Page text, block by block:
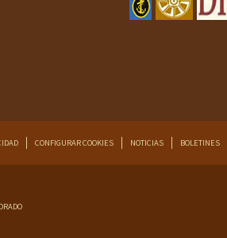
CONFIGURAR COOKIES NOTICIAS BOLETINES